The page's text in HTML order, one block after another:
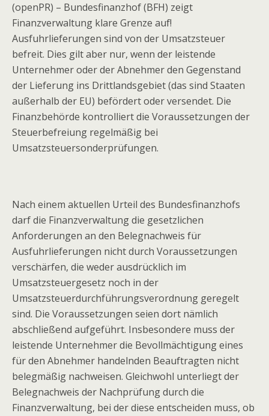
(openPR) – Bundesfinanzhof (BFH) zeigt
Finanzverwaltung klare Grenze auf!
Ausfuhrlieferungen sind von der Umsatzsteuer
befreit. Dies gilt aber nur, wenn der leistende
Unternehmer oder der Abnehmer den Gegenstand
der Lieferung ins Drittlandsgebiet (das sind Staaten
außerhalb der EU) befördert oder versendet. Die
Finanzbehörde kontrolliert die Voraussetzungen der
Steuerbefreiung regelmäßig bei
Umsatzsteuersonderprüfungen.
Nach einem aktuellen Urteil des Bundesfinanzhofs
darf die Finanzverwaltung die gesetzlichen
Anforderungen an den Belegnachweis für
Ausfuhrlieferungen nicht durch Voraussetzungen
verschärfen, die weder ausdrücklich im
Umsatzsteuergesetz noch in der
Umsatzsteuerdurchführungsverordnung geregelt
sind. Die Voraussetzungen seien dort nämlich
abschließend aufgeführt. Insbesondere muss der
leistende Unternehmer die Bevollmächtigung eines
für den Abnehmer handelnden Beauftragten nicht
belegmäßig nachweisen. Gleichwohl unterliegt der
Belegnachweis der Nachprüfung durch die
Finanzverwaltung, bei der diese entscheiden muss, ob